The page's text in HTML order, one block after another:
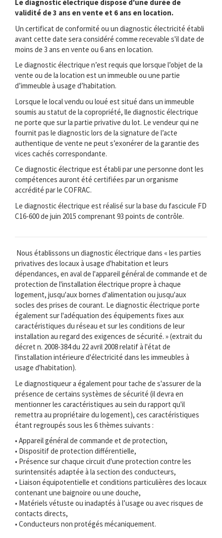
Le diagnostic électrique dispose d'une durée de
validité de 3 ans en vente et 6 ans en location.
Un certificat de conformité ou un diagnostic électricité établi
avant cette date sera considéré comme recevable s'il date de
moins de 3 ans en vente ou 6 ans en location.
Le diagnostic électrique n’est requis que lorsque l’objet de la
vente ou de la location est un immeuble ou une partie
d’immeuble à usage d’habitation.
Lorsque le local vendu ou loué est situé dans un immeuble
soumis au statut de la copropriété, lle diagnostic électrique
ne porte que sur la partie privative du lot. Le vendeur qui ne
fournit pas le diagnostic lors de la signature de l’acte
authentique de vente ne peut s’exonérer de la garantie des
vices cachés correspondante.
Ce diagnostic électrique est établi par une personne dont les
compétences auront été certifiées par un organisme
accrédité par le COFRAC.
Le diagnostic électrique est réalisé sur la base du fascicule FD
C16-600 de juin 2015 comprenant 93 points de contrôle.
Nous établissons un diagnostic électrique dans « les parties
privatives des locaux à usage d'habitation et leurs
dépendances, en aval de l'appareil général de commande et de
protection de l'installation électrique propre à chaque
logement, jusqu'aux bornes d'alimentation ou jusqu'aux
socles des prises de courant. Le diagnostic électrique porte
également sur l'adéquation des équipements fixes aux
caractéristiques du réseau et sur les conditions de leur
installation au regard des exigences de sécurité. » (extrait du
décret n. 2008-384 du 22 avril 2008 relatif à l'état de
l'installation intérieure d'électricité dans les immeubles à
usage d'habitation).
Le diagnostiqueur a également pour tache de s'assurer de la
présence de certains systèmes de sécurité (il devra en
mentionner les caractéristiques au sein du rapport qu'il
remettra au propriétaire du logement), ces caractéristiques
étant regroupés sous les 6 thèmes suivants :
• Appareil général de commande et de protection,
• Dispositif de protection différentielle,
• Présence sur chaque circuit d'une protection contre les
surintensités adaptée à la section des conducteurs,
• Liaison équipotentielle et conditions particulières des locaux
contenant une baignoire ou une douche,
• Matériels vétuste ou inadaptés à l’usage ou avec risques de
contacts directs,
• Conducteurs non protégés mécaniquement.